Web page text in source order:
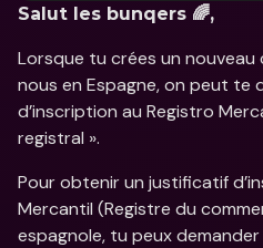
Salut les bunqers 🌈,
Lorsque tu crées un nouveau
nous en Espagne, on peut
d’inscription au Registro
registral ».
Pour obtenir un justificatif
Mercantil (Registre du
espagnole, tu peux